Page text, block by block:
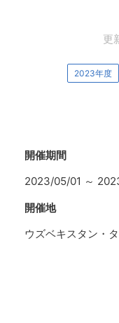
更
2023年度
開催期間
2023/05/01 ～
開催地
ウズベキスタン・